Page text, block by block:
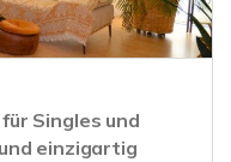
Singles und
einzigartig